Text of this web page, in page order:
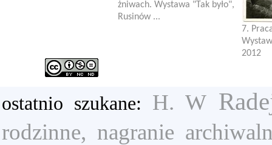
żniwach. Wystawa "Tak było",
Rusinów ...
7.
2012
ostatnio szukane: H. W
rodzinne, nagranie